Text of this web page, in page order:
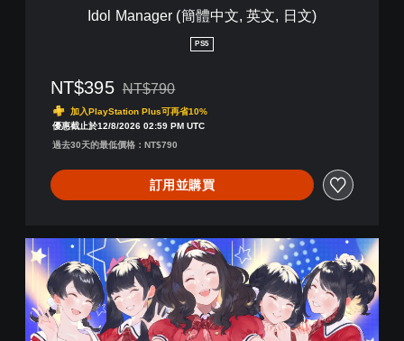
Idol Manager (簡體中文, 英文, 日文)
PS5
NT$395 折扣前原價為NT$790
NT$790
加入PlayStation Plus可再省10%
優惠截止於12/8/2026 02:59 PM UTC
過去30天的最低價格：NT$790
訂用並購買
I
d
l
M
a